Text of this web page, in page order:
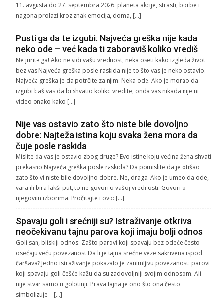
11. avgusta do 27. septembra 2026. planeta akcije, strasti, borbe i
nagona prolazi kroz znak emocija, doma, […]
Pusti ga da te izgubi: Najveća greška nije kada
neko ode – već kada ti zaboraviš koliko vrediš
Ne jurite ga! Ako ne vidi vašu vrednost, neka oseti kako izgleda život
bez vas Najveća greška posle raskida nije to što vas je neko ostavio.
Najveća greška je da potrčite za njim. Neka ode. Ako je morao da
izgubi baš vas da bi shvatio koliko vredite, onda vas nikada nije ni
video onako kako […]
Nije vas ostavio zato što niste bile dovoljno
dobre: Najteža istina koju svaka žena mora da
čuje posle raskida
Mislite da vas je ostavio zbog druge? Evo istine koju većina žena shvati
prekasno Najveća greška posle raskida? Da pomislite da je otišao
zato što vi niste bile dovoljno dobre. Ne, draga. Ako je umeo da ode,
vara ili bira lakši put, to ne govori o vašoj vrednosti. Govori o
njegovim izborima. Pročitajte i ovo: […]
Spavaju goli i srećniji su? Istraživanje otkriva
neočekivanu tajnu parova koji imaju bolji odnos
Goli san, bliskiji odnos: Zašto parovi koji spavaju bez odeće često
osećaju veću povezanost Da li je tajna srećne veze sakrivena ispod
čaršava? Jedno istraživanje pokazalo je zanimljivu povezanost: parovi
koji spavaju goli češće kažu da su zadovoljniji svojim odnosom. Ali
nije stvar samo u golotinji. Prava tajna je ono što ona često
simbolizuje – […]